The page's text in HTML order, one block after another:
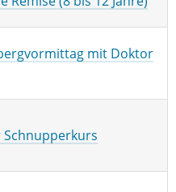
mit Doktor
Schnupperkurs